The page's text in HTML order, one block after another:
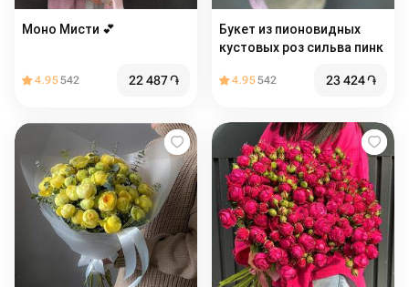
Моно Мисти 💕
4.95542 22 487֏
Букет из пионовидных
кустовых роз сильва пинк
4.95542 23 424֏